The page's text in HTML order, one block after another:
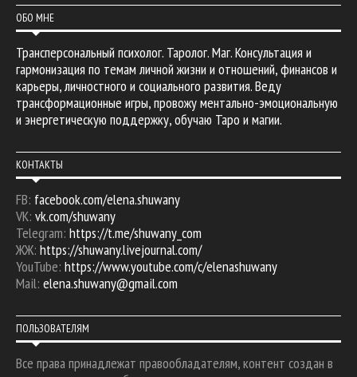
ОБО МНЕ
Трансперсональный психолог. Таролог. Маг. Консультация и
гармонизация по темам личной жизни и отношений, финансов и
карьеры, личностного и социального развития. Веду
трансформационные игры, провожу ментально-эмоциональную
и энергетическую поддержку, обучаю Таро и магии.
КОНТАКТЫ
FB: facebook.com/elena.shuwany
VK: vk.com/shuwany
Telegram: https://t.me/shuwany_com
ЖЖ: https://shuwany.livejournal.com/
YouTube: https://www.youtube.com/c/elenashuwany
Mail: elena.shuwany@gmail.com
ПОЛЬЗОВАТЕЛЯМ
Все права принадлежат правообладателям, контент создан в